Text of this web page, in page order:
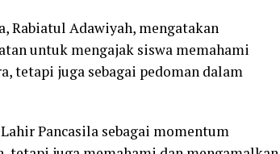
Rabiatul Adawiyah, mengatakan
untuk mengajak siswa memahami
tetapi juga sebagai pedoman dalam
Pancasila sebagai momentum